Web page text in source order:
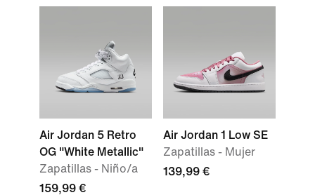
Air Jordan 5 Retro
OG "White Metallic"
Zapatillas - Niño/a
159,99 €
Air Jordan 1 Low SE
Zapatillas - Mujer
139,99 €